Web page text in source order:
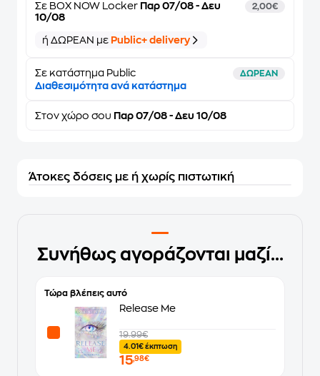
Σε BOX NOW Locker Παρ 07/08 - Δευ
10/08
2,00€
ή ΔΩΡΕΑΝ με Public+ delivery
Σε κατάστημα Public ΔΩΡΕΑΝ
Διαθεσιμότητα ανά κατάστημα
Στον χώρο σου Παρ 07/08 - Δευ 10/08
Άτοκες δόσεις με ή χωρίς πιστωτική
Συνήθως αγοράζονται μαζί...
Τώρα βλέπεις αυτό
Release Me
19.99€
4.01€ έκπτωση
15,98€